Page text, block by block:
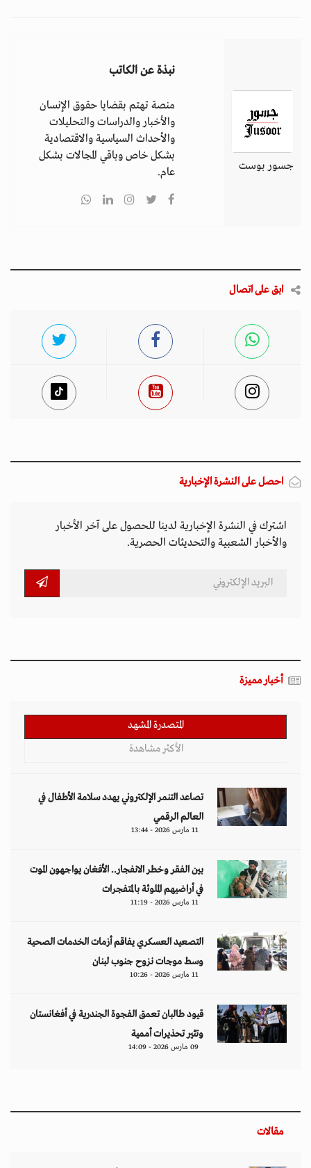
جسور بوست
نبذة عن الكاتب
منصة تهتم بقضايا حقوق الإنسان
والأخبار والدراسات والتحليلات
والأحداث السياسية والاقتصادية
بشكل خاص وباقي المجالات بشكل
عام.
ابق على اتصال
احصل على النشرة الإخبارية
اشترك في النشرة الإخبارية لدينا للحصول على آخر الأخبار
والأخبار الشعبية والتحديثات الحصرية.
أخبار مميزة
المتصدرة المشهد
الأكثر مشاهدة
تصاعد التنمر الإلكتروني يهدد سلامة الأطفال في
العالم الرقمي
11 مارس 2026 - 13:44
بين الفقر وخطر الانفجار.. الأفغان يواجهون الموت
في أراضيهم الملوثة بالمتفجرات
11 مارس 2026 - 11:19
التصعيد العسكري يفاقم أزمات الخدمات الصحية
وسط موجات نزوح جنوب لبنان
11 مارس 2026 - 10:26
قيود طالبان تعمق الفجوة الجندرية في أفغانستان
وتثير تحذيرات أممية
09 مارس 2026 - 14:09
مقالات